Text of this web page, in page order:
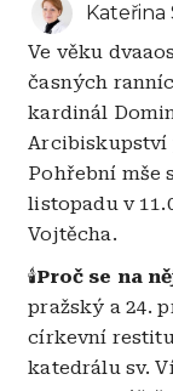
Kateřina
Ve věku
časných
kardinál
Arcibiskupství
Pohřební mše
listopadu v
Vojtěcha.
🕯️Proč se na
pražský a 24.
církevní
katedrálu sv.